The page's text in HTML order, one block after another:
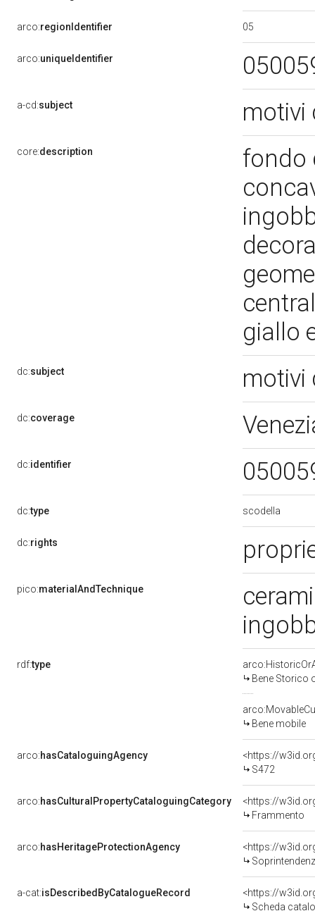
arco:regionIdentifier 05
arco:uniqueIdentifier
a-cd:subject motivi
core:description
fondo
giallo
dc:subject motivi
dc:coverage
dc:identifier
dc:type scodella
dc:rights
pico:materialAndTechnique
rdf:type
Bene Storico
Bene mobile
arco:hasCataloguingAgency
<https://
S472
arco:hasCulturalPropertyCataloguingCategory
<https://
Frammento
arco:hasHeritageProtectionAgency
<https://
Soprintendenza
a-cat:isDescribedByCatalogueRecord
<https://
Scheda